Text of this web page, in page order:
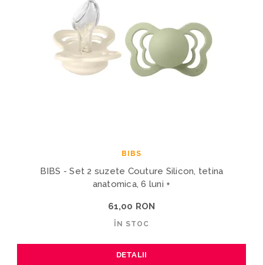
BIBS
BIBS - Set 2 suzete Couture Silicon, tetina
anatomica, 6 luni +
61,00 RON
ÎN STOC
DETALII